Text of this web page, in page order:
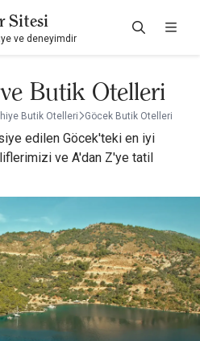
Sitesi
ve deneyimdir
Butik Otelleri
Butik Otelleri Göcek Butik Otelleri
edilen Göcek'teki en iyi
ve A'dan Z'ye tatil